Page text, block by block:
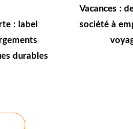
: label
durables
Vacances :
société à